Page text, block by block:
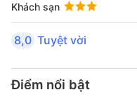
Khách sạn
8,0 Tuyệt vời
Điểm nổi bật